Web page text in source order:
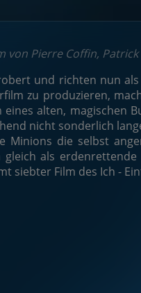
von Pierre Coffin, Patrick
und richten nun als
zu produzieren,
alten, magischen
nicht sonderlich
Minions die selbst
als
siebter Film des Ich -